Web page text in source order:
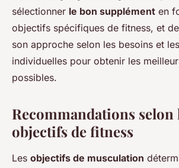
sélectionner le bon supplément en
objectifs spécifiques de fitness, et
son approche selon les besoins et
individuelles pour obtenir les
possibles.
Recommandations selon
objectifs de fitness
Les objectifs de musculation